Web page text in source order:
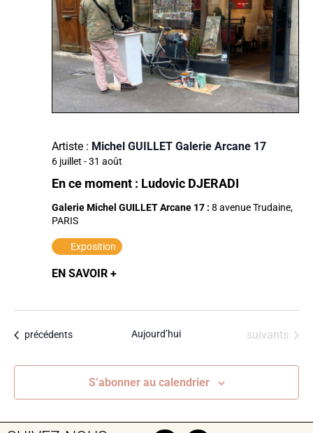
6 juillet -31 août
En ce moment : Ludovic DJERADI
Galerie Michel GUILLET Arcane 17 : 8 avenue Trudaine,
PARIS
Exposition
Artiste : Michel GUILLET Galerie Arcane 17
EN SAVOIR +
Évènements
précédents Aujourd’hui Évènements
suivants
S’abonner au calendrier